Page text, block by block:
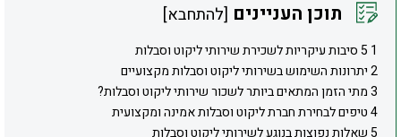
תוכן העניינים [להתחבא]
1 5 סיבות עיקריות לשכירת שירותי ליקוט וסבלות
2 יתרונות השימוש בשירותי ליקוט וסבלות מקצועיים
3 מתי הזמן המתאים ביותר לשכור שירותי ליקוט וסבלות?
4 טיפים לבחירת חברת ליקוט וסבלות אמינה ומקצועית